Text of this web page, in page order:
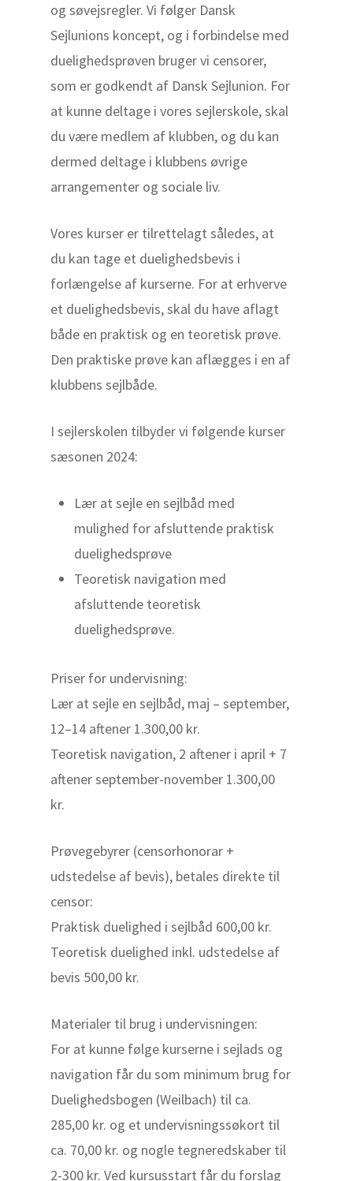
og søvejsregler. Vi følger Dansk
Sejlunions koncept, og i forbindelse med
duelighedsprøven bruger vi censorer,
som er godkendt af Dansk Sejlunion. For
at kunne deltage i vores sejlerskole, skal
du være medlem af klubben, og du kan
dermed deltage i klubbens øvrige
arrangementer og sociale liv.
Vores kurser er tilrettelagt således, at
du kan tage et duelighedsbevis i
forlængelse af kurserne. For at erhverve
et duelighedsbevis, skal du have aflagt
både en praktisk og en teoretisk prøve.
Den praktiske prøve kan aflægges i en af
klubbens sejlbåde.
I sejlerskolen tilbyder vi følgende kurser
sæsonen 2024:
Lær at sejle en sejlbåd med
mulighed for afsluttende praktisk
duelighedsprøve
Teoretisk navigation med
afsluttende teoretisk
duelighedsprøve.
Priser for undervisning:
Lær at sejle en sejlbåd, maj – september,
12–14 aftener 1.300,00 kr.
Teoretisk navigation, 2 aftener i april + 7
aftener september-november 1.300,00
kr.
Prøvegebyrer (censorhonorar +
udstedelse af bevis), betales direkte til
censor:
Praktisk duelighed i sejlbåd 600,00 kr.
Teoretisk duelighed inkl. udstedelse af
bevis 500,00 kr.
Materialer til brug i undervisningen:
For at kunne følge kurserne i sejlads og
navigation får du som minimum brug for
Duelighedsbogen (Weilbach) til ca.
285,00 kr. og et undervisningssøkort til
ca. 70,00 kr. og nogle tegneredskaber til
2-300 kr. Ved kursusstart får du forslag